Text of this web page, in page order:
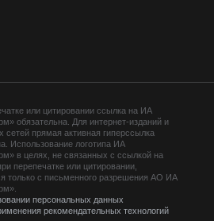
или цитировании ссылка на ИА
обязательна. Для интернет-изданий и
сетей прямая активная гиперссылка
Использование логотипа ИА
в целях, не связанных с ссылкой на
перепечатке или цитировании,
только с письменного разрешения АО ИА
персональных данных
рекомендательных технологий